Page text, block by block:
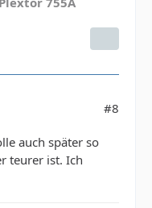
#8
auch später so
teurer ist. Ich